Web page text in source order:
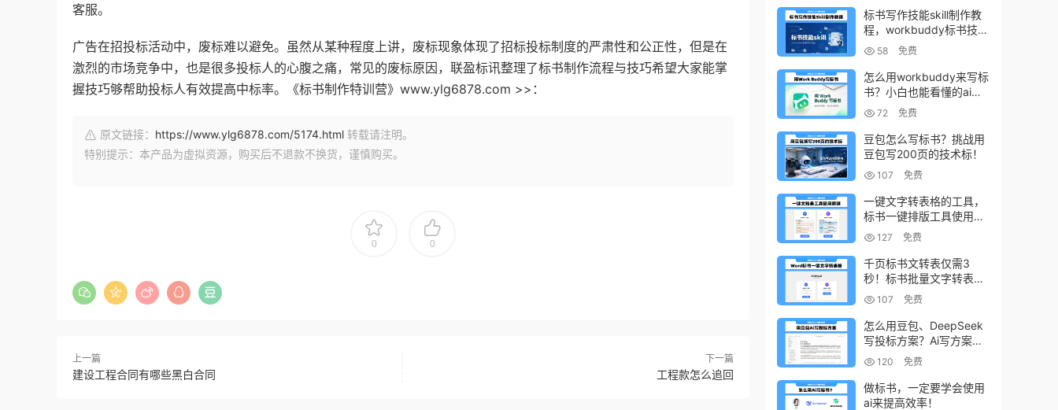
客服。
广告在招投标活动中，废标难以避免。虽然从某种程度上讲，废标现象体现了招标投标制度的严肃性和公正性，但是在
激烈的市场竞争中，也是很多投标人的心腹之痛，常见的废标原因，联盈标讯整理了标书制作流程与技巧希望大家能掌
握技巧够帮助投标人有效提高中标率。《标书制作特训营》www.ylg6878.com >>：
原文链接： https://www.ylg6878.com/5174.html 转载请注明。
特别提示：本产品为虚拟资源，购买后不退款不换货，谨慎购买。
0 0
上一篇
建设工程合同有哪些黑白合同
下一篇
工程款怎么追回
标书写作技能skill制作教
程，workbuddy标书技能
生成教程
58 免费
怎么用workbuddy来写标
书？小白也能看懂的ai标
书写作方法！
72 免费
豆包怎么写标书？挑战用
豆包写200页的技术标！
107 免费
一键文字转表格的工具，
标书一键排版工具使用教
程 127 免费
千页标书文转表仅需3
秒！标书批量文字转表格
的小工具！
107 免费
怎么用豆包、DeepSeek
写投标方案？Ai写方案的
小技巧
120 免费
做标书，一定要学会使用
ai来提高效率！